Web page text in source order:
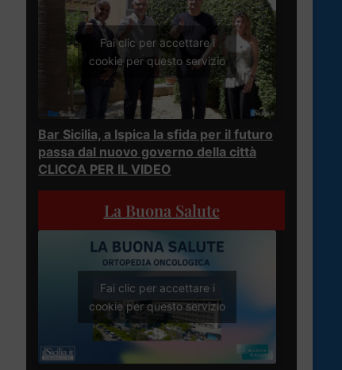
Fai clic per accettare i
cookie per questo servizio
Bar Sicilia, a Ispica la sfida per il futuro
passa dal nuovo governo della città
CLICCA PER IL VIDEO
La Buona Salute
Fai clic per accettare i
cookie per questo servizio